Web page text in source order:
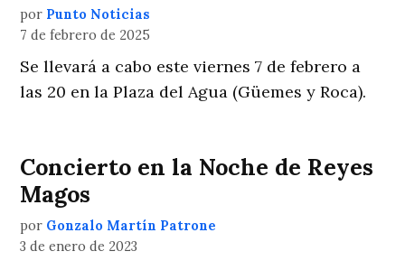
por Punto Noticias
7 de febrero de 2025
Se llevará a cabo este viernes 7 de febrero a
las 20 en la Plaza del Agua (Güemes y Roca).
Concierto en la Noche de Reyes
Magos
por Gonzalo Martín Patrone
3 de enero de 2023